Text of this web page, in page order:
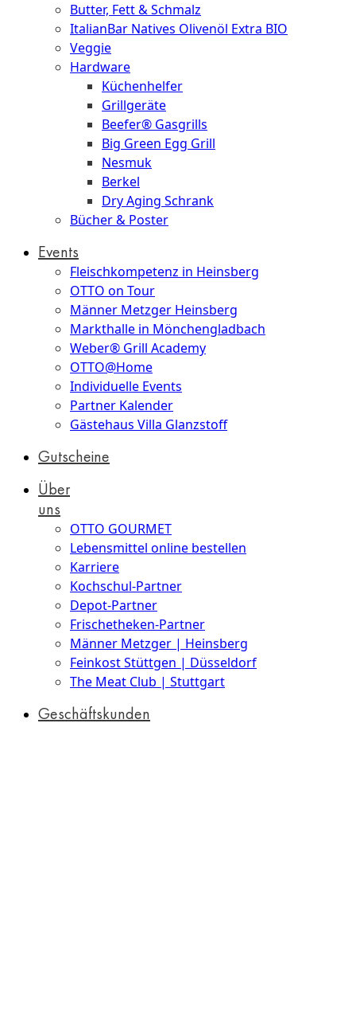
Butter, Fett & Schmalz
ItalianBar Natives Olivenöl Extra BIO
Veggie
Hardware
Küchenhelfer
Grillgeräte
Beefer® Gasgrills
Big Green Egg Grill
Nesmuk
Berkel
Dry Aging Schrank
Bücher & Poster
Events
Fleischkompetenz in Heinsberg
OTTO on Tour
Männer Metzger Heinsberg
Markthalle in Mönchengladbach
Weber® Grill Academy
OTTO@Home
Individuelle Events
Partner Kalender
Gästehaus Villa Glanzstoff
Gutscheine
Über
uns
OTTO GOURMET
Lebensmittel online bestellen
Karriere
Kochschul-Partner
Depot-Partner
Frischetheken-Partner
Männer Metzger | Heinsberg
Feinkost Stüttgen | Düsseldorf
The Meat Club | Stuttgart
Geschäftskunden